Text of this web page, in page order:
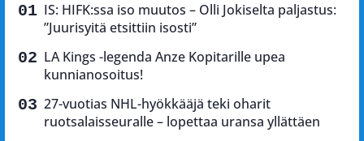
IS: HIFK:ssa iso muutos – Olli Jokiselta paljastus:
”Juurisyitä etsittiin isosti”
LA Kings -legenda Anze Kopitarille upea
kunnianosoitus!
27-vuotias NHL-hyökkääjä teki oharit
ruotsalaisseuralle – lopettaa uransa yllättäen